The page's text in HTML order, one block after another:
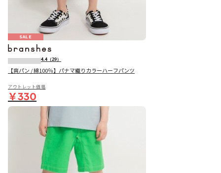
SALE
4.4 （29）
【爽パン / 綿100％】パナマ織りカラーハーフパンツ
アウトレット価格
￥330